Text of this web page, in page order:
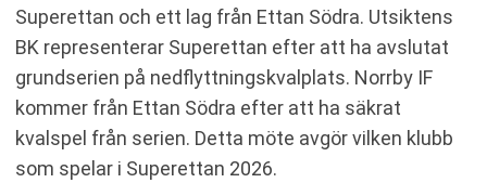
Superettan och ett lag från Ettan Södra. Utsiktens
BK representerar Superettan efter att ha avslutat
grundserien på nedflyttningskvalplats. Norrby IF
kommer från Ettan Södra efter att ha säkrat
kvalspel från serien. Detta möte avgör vilken klubb
som spelar i Superettan 2026.